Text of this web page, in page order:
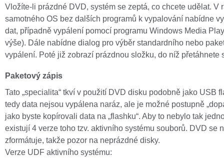
Vložíte-li prázdné DVD, systém se zeptá, co chcete udělat. V
samotného OS bez dalších programů k vypalování nabídne
dat, případně vypálení pomocí programu Windows Media
výše). Dále nabídne dialog pro výběr standardního nebo
vypálení. Poté již zobrazí prázdnou složku, do níž přetáhnete
Paketový zápis
Tato „specialita“ tkví v použití DVD disku podobně jako USB
tedy data nejsou vypálena naráz, ale je možné postupně
jako byste kopírovali data na „flashku“. Aby to nebylo tak
existují 4 verze toho tzv. aktivního systému souborů. DVD se
zformátuje, takže pozor na neprázdné disky.
Verze UDF aktivního systému: